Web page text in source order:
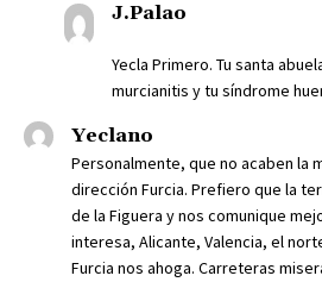
J.Palao
Yecla Primero. Tu santa
murcianitis y tu síndrome
Yeclano
Personalmente, que no acaben la
dirección Furcia. Prefiero que la
de la Figuera y nos comunique
interesa, Alicante, Valencia, el
Furcia nos ahoga. Carreteras